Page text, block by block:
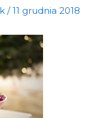
/11 grudnia 2018